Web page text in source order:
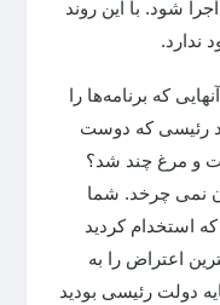
شود. با این روند
که برنامه‌ها را
رئیسی که دوست
و مرغ چند شد؟
نمی چرخد. شما
استخدام کردید
اعتراض را به
دولت رئیسی بودید